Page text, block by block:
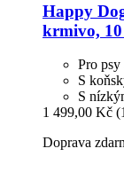
Happy
krmivo,
Pro
S
S
1 499,00 Kč
Doprava